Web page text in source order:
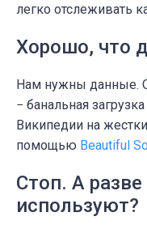
легко отслеживать
Хорошо, что
Нам нужны данные.
− банальная
Википедии на
помощью Beautiful
Стоп. А разве
используют?